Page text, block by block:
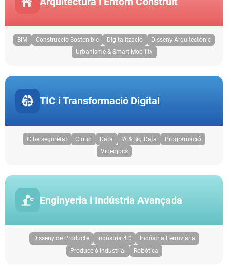
BIM Construcció Sostenible Digitalització
Disseny Arquitectònic
Urbanisme & Smart Mobility
TIC i Transformació Digital
Ciberseguretat Cloud Data IA & Big Data
Programació
Videojocs
Enginyeria i Indústria Avançada
Disseny de Producte Indústria 4.0
Indústria Ferroviària
Producció Industrial
Robòtica